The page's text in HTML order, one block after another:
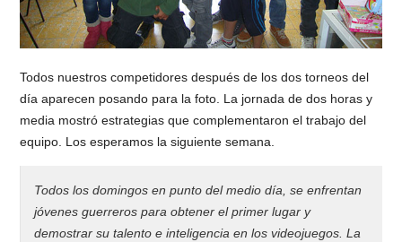
Todos nuestros competidores después de los dos torneos del
día aparecen posando para la foto. La jornada de dos horas y
media mostró estrategias que complementaron el trabajo del
equipo. Los esperamos la siguiente semana.
Todos los domingos en punto del medio día, se enfrentan
jóvenes guerreros para obtener el primer lugar y
demostrar su talento e inteligencia en los videojuegos. La